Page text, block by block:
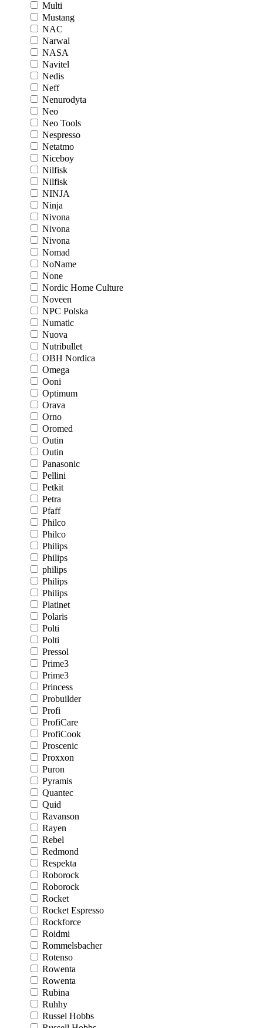
Multi
Mustang
NAC
Narwal
NASA
Navitel
Nedis
Neff
Nenurodyta
Neo
Neo Tools
Nespresso
Netatmo
Niceboy
Nilfisk
Nilfisk
NINJA
Ninja
Nivona
Nivona
Nivona
Nomad
NoName
None
Nordic Home Culture
Noveen
NPC Polska
Numatic
Nuova
Nutribullet
OBH Nordica
Omega
Ooni
Optimum
Orava
Orno
Oromed
Outin
Outin
Panasonic
Pellini
Petkit
Petra
Pfaff
Philco
Philco
Philips
Philips
philips
Philips
Philips
Platinet
Polaris
Polti
Polti
Pressol
Prime3
Prime3
Princess
Probuilder
Profi
ProfiCare
ProfiCook
Proscenic
Proxxon
Puron
Pyramis
Quantec
Quid
Ravanson
Rayen
Rebel
Redmond
Respekta
Roborock
Roborock
Rocket
Rocket Espresso
Rockforce
Roidmi
Rommelsbacher
Rotenso
Rowenta
Rowenta
Rubina
Ruhhy
Russel Hobbs